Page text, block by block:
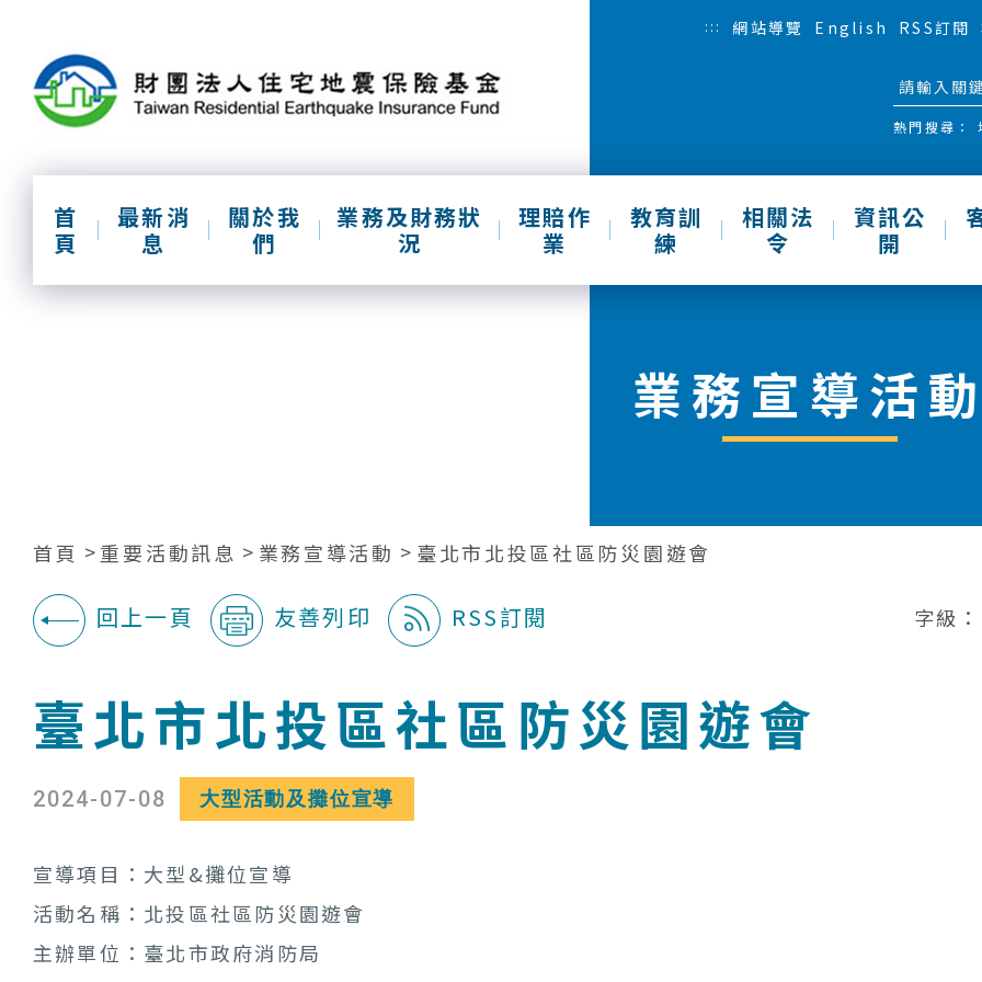
::: 網站導覽 English RSS訂閱
熱門搜尋：
首
頁
最新消
息
關於我
們
業務及財務狀
況
理賠作
業
教育訓
練
相關法
令
資訊公
開
業務宣導活
首頁 重要活動訊息 業務宣導活動 臺北市北投區社區防災園遊會
回上一頁 友善列印 RSS訂閱 字級：
臺北市北投區社區防災園遊會
2024-07-08 大型活動及攤位宣導
宣導項目： 大型&攤位宣導
活動名稱：北投區社區防災園遊會
主辦單位：臺北市政府消防局